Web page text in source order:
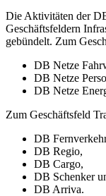
Die Aktivitäten der
Geschäftsfeldern
gebündelt. Zum
DB Netze
DB Netze
DB Netze
Zum Geschäftsfeld
DB
DB Regio,
DB Cargo,
DB Schenker
DB Arriva.